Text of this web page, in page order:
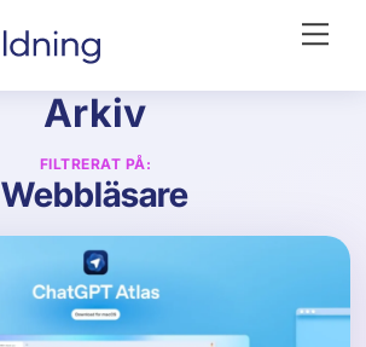
Arkiv
FILTRERAT PÅ:
Webbläsare